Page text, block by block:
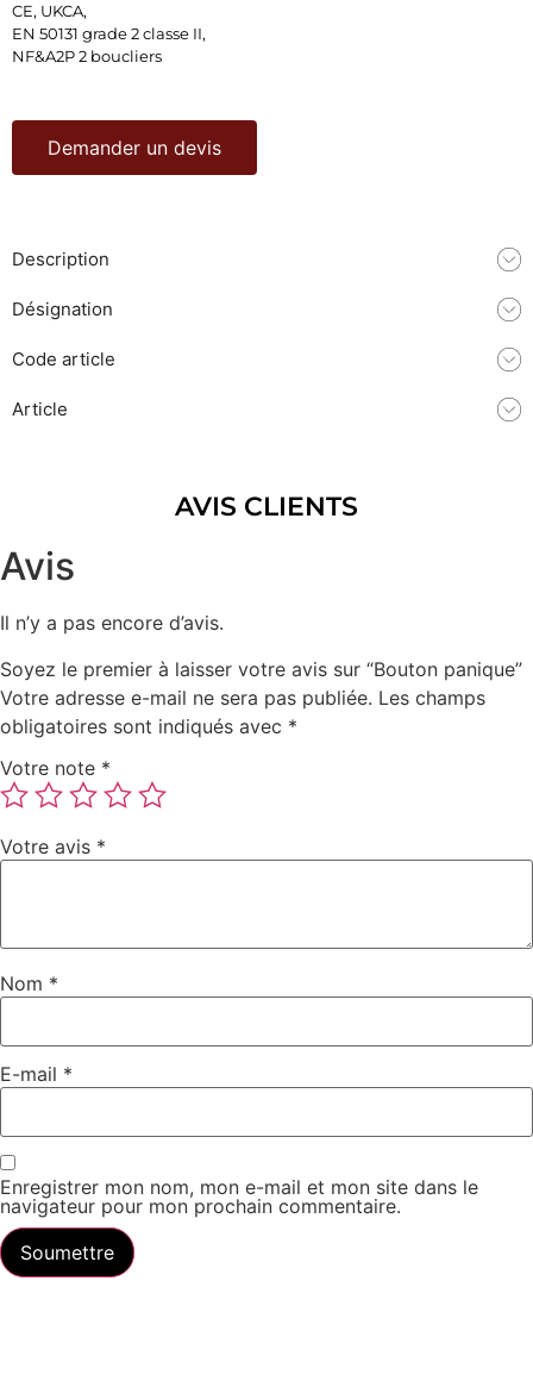
CE, UKCA,
EN 50131 grade 2 classe II,
NF&A2P 2 boucliers
Demander un devis
Description
Désignation
Code article
Article
AVIS CLIENTS
Avis
Il n’y a pas encore d’avis.
Soyez le premier à laisser votre avis sur “Bouton panique”
Votre adresse e-mail ne sera pas publiée. Les champs
obligatoires sont indiqués avec *
Votre note *
Votre avis *
Nom *
E-mail *
Enregistrer mon nom, mon e-mail et mon site dans le
navigateur pour mon prochain commentaire.